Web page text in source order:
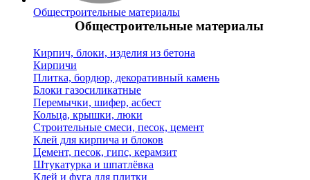
Общестроительные материалы
Общестроительные материалы
Кирпич, блоки, изделия из бетона
Кирпичи
Плитка, бордюр, декоративный камень
Блоки газосиликатные
Перемычки, шифер, асбест
Кольца, крышки, люки
Строительные смеси, песок, цемент
Клей для кирпича и блоков
Цемент, песок, гипс, керамзит
Штукатурка и шпатлёвка
Клей и фуга для плитки